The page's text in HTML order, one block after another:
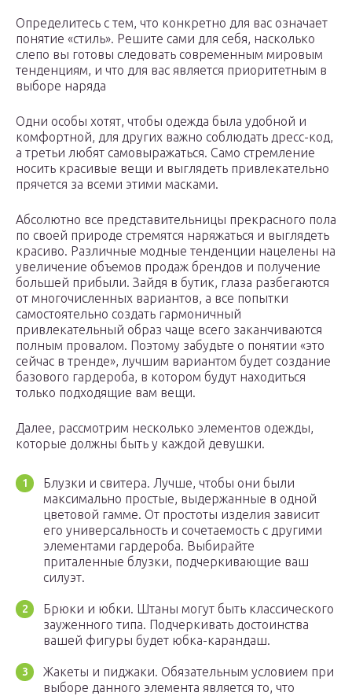
Определитесь с тем, что конкретно для вас означает
понятие «стиль». Решите сами для себя, насколько
слепо вы готовы следовать современным мировым
тенденциям, и что для вас является приоритетным в
выборе наряда
Одни особы хотят, чтобы одежда была удобной и
комфортной, для других важно соблюдать дресс-код,
а третьи любят самовыражаться. Само стремление
носить красивые вещи и выглядеть привлекательно
прячется за всеми этими масками.
Абсолютно все представительницы прекрасного пола
по своей природе стремятся наряжаться и выглядеть
красиво. Различные модные тенденции нацелены на
увеличение объемов продаж брендов и получение
большей прибыли. Зайдя в бутик, глаза разбегаются
от многочисленных вариантов, а все попытки
самостоятельно создать гармоничный
привлекательный образ чаще всего заканчиваются
полным провалом. Поэтому забудьте о понятии «это
сейчас в тренде», лучшим вариантом будет создание
базового гардероба, в котором будут находиться
только подходящие вам вещи.
Далее, рассмотрим несколько элементов одежды,
которые должны быть у каждой девушки.
Блузки и свитера. Лучше, чтобы они были
максимально простые, выдержанные в одной
цветовой гамме. От простоты изделия зависит
его универсальность и сочетаемость с другими
элементами гардероба. Выбирайте
приталенные блузки, подчеркивающие ваш
силуэт.
Брюки и юбки. Штаны могут быть классического
зауженного типа. Подчеркивать достоинства
вашей фигуры будет юбка-карандаш.
Жакеты и пиджаки. Обязательным условием при
выборе данного элемента является то, что